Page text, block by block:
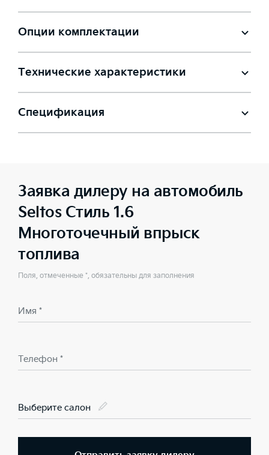
Опции комплектации
Технические характеристики
Спецификация
Заявка дилеру на автомобиль
Seltos Стиль 1.6
Многоточечный впрыск
топлива
Поля, отмеченные *, обязательны для заполнения
Имя *
Телефон *
Выберите салон